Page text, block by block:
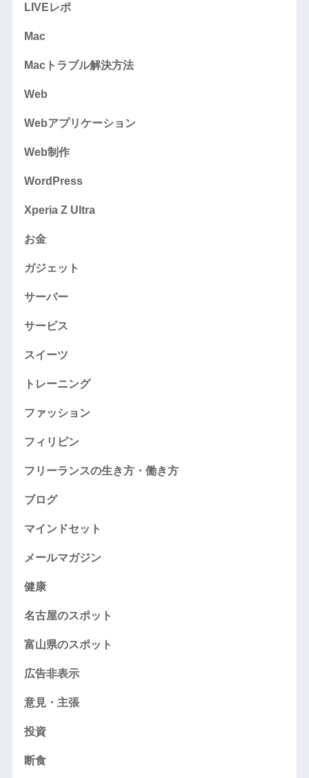
LIVEレポ
Mac
Macトラブル解決方法
Web
Webアプリケーション
Web制作
WordPress
Xperia Z Ultra
お金
ガジェット
サーバー
サービス
スイーツ
トレーニング
ファッション
フィリピン
フリーランスの生き方・働き方
ブログ
マインドセット
メールマガジン
健康
名古屋のスポット
富山県のスポット
広告非表示
意見・主張
投資
断食